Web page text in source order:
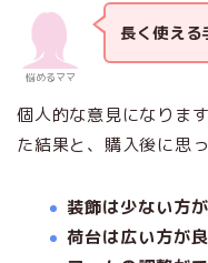
悩めるママ
長く使える
個人的な意見になりま
た結果と、購入後に思
装飾は少ない方
荷台は広い方が